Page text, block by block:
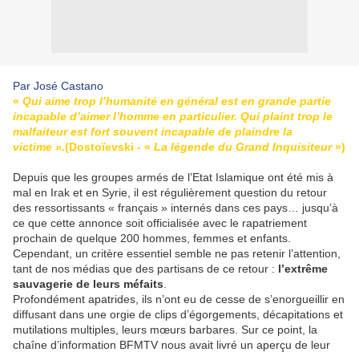
Par José Castano
« Qui aime trop l’humanité en général est en grande partie
incapable d’aimer l’homme en particulier. Qui plaint trop le
malfaiteur est fort souvent incapable de plaindre la
victime ».(Dostoïevski - « La légende du Grand Inquisiteur»)
Depuis que les groupes armés de l’Etat Islamique ont été mis à
mal en Irak et en Syrie, il est régulièrement question du retour
des ressortissants « français » internés dans ces pays… jusqu’à
ce que cette annonce soit officialisée avec le rapatriement
prochain de quelque 200 hommes, femmes et enfants.
Cependant, un critère essentiel semble ne pas retenir l’attention,
tant de nos médias que des partisans de ce retour : l’extrême
sauvagerie de leurs méfaits
Profondément apatrides, ils n’ont eu de cesse de s’enorgueillir en
diffusant dans une orgie de clips d’égorgements, décapitations et
mutilations multiples, leurs mœurs barbares. Sur ce point, la
chaîne d’information BFMTV nous avait livré un aperçu de leur